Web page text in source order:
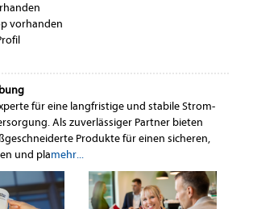
vorhanden
für eine langfristige und stabile Strom-
Als zuverlässiger Partner bieten
Produkte für einen sicheren,
und plamehr...